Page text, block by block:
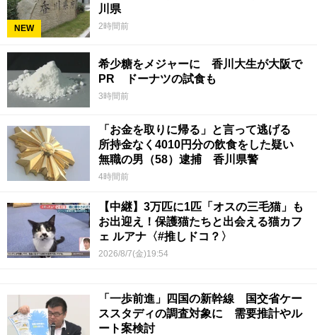
NEW
川県
2時間前
希少糖をメジャーに 香川大生が大阪で
PR ドーナツの試食も
3時間前
「お金を取りに帰る」と言って逃げる
所持金なく4010円分の飲食をした疑い
無職の男（58）逮捕 香川県警
4時間前
【中継】3万匹に1匹「オスの三毛猫」も
お出迎え！保護猫たちと出会える猫カフ
ェ ルアナ〈#推しドコ？〉
2026/8/7(金)19:54
「一歩前進」四国の新幹線 国交省ケー
ススタディの調査対象に 需要推計やル
ート案検討